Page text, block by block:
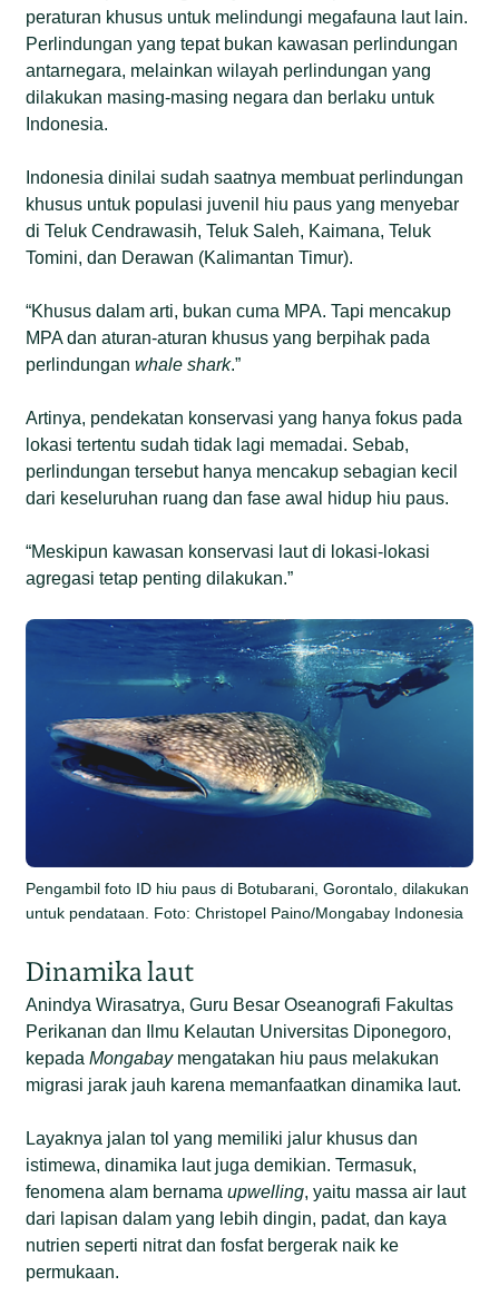
peraturan khusus untuk melindungi megafauna laut lain.
Perlindungan yang tepat bukan kawasan perlindungan
antarnegara, melainkan wilayah perlindungan yang
dilakukan masing-masing negara dan berlaku untuk
Indonesia.
Indonesia dinilai sudah saatnya membuat perlindungan
khusus untuk populasi juvenil hiu paus yang menyebar
di Teluk Cendrawasih, Teluk Saleh, Kaimana, Teluk
Tomini, dan Derawan (Kalimantan Timur).
“Khusus dalam arti, bukan cuma MPA. Tapi mencakup
MPA dan aturan-aturan khusus yang berpihak pada
perlindunganwhale shark.”
Artinya, pendekatan konservasi yang hanya fokus pada
lokasi tertentu sudah tidak lagi memadai. Sebab,
perlindungan tersebut hanya mencakup sebagian kecil
dari keseluruhan ruang dan fase awal hidup hiu paus.
“Meskipun kawasan konservasi laut di lokasi-lokasi
agregasi tetap penting dilakukan.”
Pengambil foto ID hiu paus di Botubarani, Gorontalo, dilakukan
untuk pendataan. Foto: Christopel Paino/Mongabay Indonesia
Dinamika laut
Anindya Wirasatrya, Guru Besar Oseanografi Fakultas
Perikanan dan Ilmu Kelautan Universitas Diponegoro,
kepadaMongabaymengatakan hiu paus melakukan
migrasi jarak jauh karena memanfaatkan dinamika laut.
Layaknya jalan tol yang memiliki jalur khusus dan
istimewa, dinamika laut juga demikian. Termasuk,
fenomena alam bernamaupwelling, yaitu massa air laut
dari lapisan dalam yang lebih dingin, padat, dan kaya
nutrien seperti nitrat dan fosfat bergerak naik ke
permukaan.